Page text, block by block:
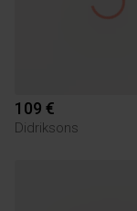
109 €
Didriksons